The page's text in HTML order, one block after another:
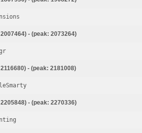
- (peak: 2073264)
- (peak: 2181008)
- (peak: 2270336)